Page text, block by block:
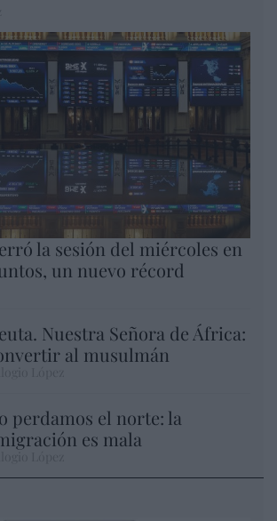
la sesión del miércoles en
un nuevo récord
Nuestra Señora de África:
al musulmán
perdamos el norte: la
es mala